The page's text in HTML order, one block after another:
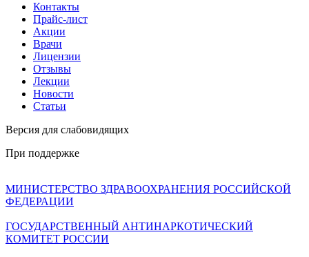
Контакты
Прайс-лист
Акции
Врачи
Лицензии
Отзывы
Лекции
Новости
Статьи
Версия для слабовидящих
При поддержке
МИНИСТЕРСТВО ЗДРАВООХРАНЕНИЯ РОССИЙСКОЙ
ФЕДЕРАЦИИ
ГОСУДАРСТВЕННЫЙ АНТИНАРКОТИЧЕСКИЙ
КОМИТЕТ РОССИИ